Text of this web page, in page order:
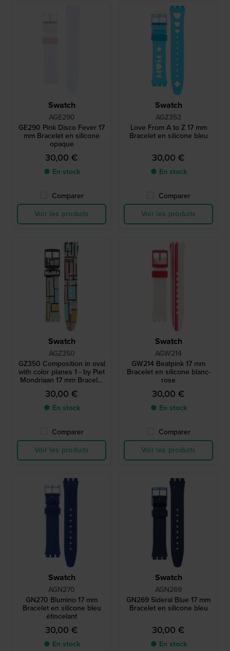
Swatch
AGE290
GE290 Pink Disco Fever 17
mm Bracelet en silicone
opaque
30,00 €
● En stock
Comparer
Voir les produits
Swatch
AGZ353
Love From A to Z 17 mm
Bracelet en silicone bleu
30,00 €
● En stock
Comparer
Voir les produits
Swatch
AGZ350
GZ350 Composition in oval
with color planes 1 - by Piet
Mondriaan 17 mm Bracelet
en silicone imprimé
30,00 €
● En stock
Comparer
Voir les produits
Swatch
AGW214
GW214 Beatpink 17 mm
Bracelet en silicone blanc-
rose
30,00 €
● En stock
Comparer
Voir les produits
Swatch
AGN270
GN270 Blumino 17 mm
Bracelet en silicone bleu
étincelant
30,00 €
● En stock
Swatch
AGN269
GN269 Sideral Blue 17 mm
Bracelet en silicone bleu
30,00 €
● En stock